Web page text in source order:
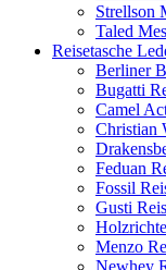
Strellson
Taled
Reisetasche
Berliner
Bugatti
Camel
Christian
Feduan
Fossil
Gusti
Menzo
Newhey